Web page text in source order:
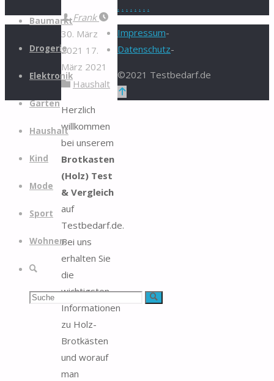
Zum
springen
Baumarkt
Drogerie
Elektronik
Garten
Haushalt
Kind
Mode
Sport
Wohnen
Suchen Suche
Frank
30. März
2021 17.
März 2021
Haushalt
Herzlich
willkommen
bei unserem
Brotkasten
(Holz) Test
& Vergleich
auf
Testbedarf.de.
Bei uns
erhalten Sie
die
wichtigsten
Informationen
zu Holz-
Brotkästen
und worauf
man
. . . . . . . .
Impressum-
Datenschutz-
©2021 Testbedarf.de
Zurück